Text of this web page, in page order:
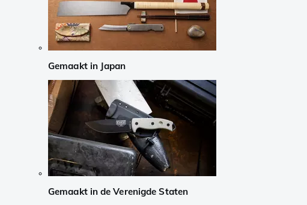
Gemaakt in Japan
Gemaakt in de Verenigde Staten